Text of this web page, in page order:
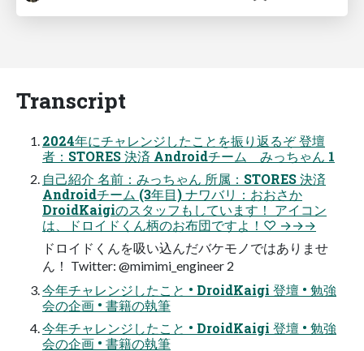
Transcript
2024年にチャレンジしたことを振り返るぞ 登壇
者：STORES 決済 Androidチーム みっちゃん 1
自己紹介 名前：みっちゃん 所属：STORES 決済
Androidチーム (3年目) ナワバリ：おおさか
DroidKaigiのスタッフもしています！ アイコン
は、ドロイドくん柄のお布団ですよ！♡ →→→
ドロイドくんを吸い込んだバケモノではありませ
ん！ Twitter: @mimimi_engineer 2
今年チャレンジしたこと • DroidKaigi 登壇 • 勉強
会の企画 • 書籍の執筆
今年チャレンジしたこと • DroidKaigi 登壇 • 勉強
会の企画 • 書籍の執筆